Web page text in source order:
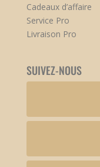
Cadeaux d’affaire
Service Pro
Livraison Pro
SUIVEZ-NOUS